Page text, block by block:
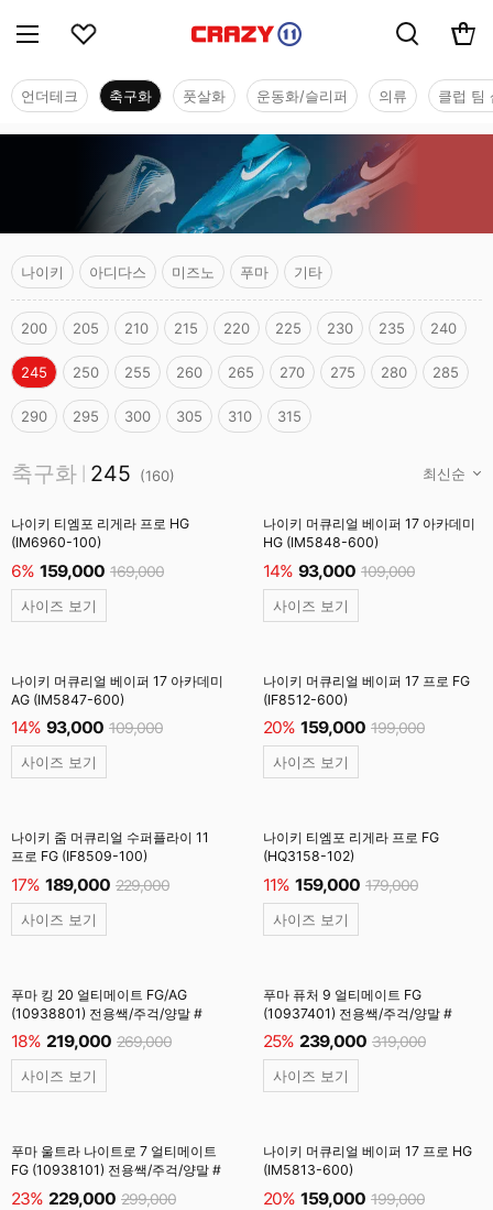
언더테크 축구화 풋살화 운동화/슬리퍼 의류 클럽 팀
나이키 아디다스 미즈노 푸마 기타
200 205 210 215 220 225 230 235 240
245 250 255 260 265 270 275 280 285
290 295 300 305 310 315
축구화 245 (160)
나이키 티엠포 리게라 프로 HG
(IM6960-100)
6% 159,000 169,000
사이즈 보기
나이키 머큐리얼 베이퍼 17 아카데미
HG (IM5848-600)
14% 93,000 109,000
사이즈 보기
나이키 머큐리얼 베이퍼 17 아카데미
AG (IM5847-600)
14% 93,000 109,000
사이즈 보기
나이키 머큐리얼 베이퍼 17 프로 FG
(IF8512-600)
20% 159,000 199,000
사이즈 보기
나이키 줌 머큐리얼 수퍼플라이 11
프로 FG (IF8509-100)
17% 189,000 229,000
사이즈 보기
나이키 티엠포 리게라 프로 FG
(HQ3158-102)
11% 159,000 179,000
사이즈 보기
푸마 킹 20 얼티메이트 FG/AG
(10938801) 전용쌕/주걱/양말 #
18% 219,000 269,000
사이즈 보기
푸마 퓨처 9 얼티메이트 FG
(10937401) 전용쌕/주걱/양말 #
25% 239,000 319,000
사이즈 보기
푸마 울트라 나이트로 7 얼티메이트
FG (10938101) 전용쌕/주걱/양말 #
23% 229,000 299,000
나이키 머큐리얼 베이퍼 17 프로 HG
(IM5813-600)
20% 159,000 199,000